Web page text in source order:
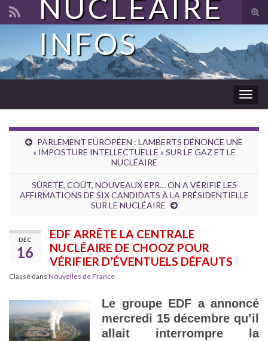
Search for:
NUCLÉAIRE
INFOS
PARLEMENT EUROPÉEN : LAMBERTS DÉNONCE UNE
« IMPOSTURE INTELLECTUELLE » SUR LE GAZ ET LE
NUCLÉAIRE
SÛRETÉ, COÛT, NOUVEAUX EPR… ON A VÉRIFIÉ LES
AFFIRMATIONS DE SIX CANDIDATS À LA PRÉSIDENTIELLE
SUR LE NUCLÉAIRE
DÉC
16
EDF ARRÊTE LA CENTRALE
NUCLÉAIRE DE CHOOZ POUR
VÉRIFIER D’ÉVENTUELS DÉFAUTS
Classé dans Nouvelles de France
Le groupe EDF a annoncé
mercredi 15 décembre qu’il
allait interrompre la